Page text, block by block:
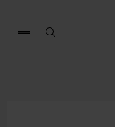
Zoek